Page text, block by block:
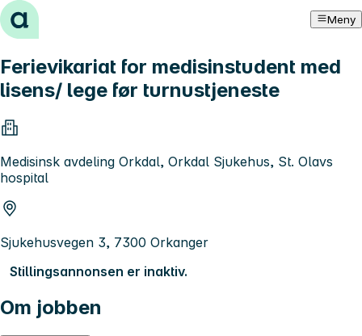
Hopp til innhold Meny
Ferievikariat for medisinstudent med
lisens/ lege før turnustjeneste
Medisinsk avdeling Orkdal, Orkdal Sjukehus, St. Olavs
hospital
Sjukehusvegen 3, 7300 Orkanger
Stillingsannonsen er inaktiv.
Om jobben